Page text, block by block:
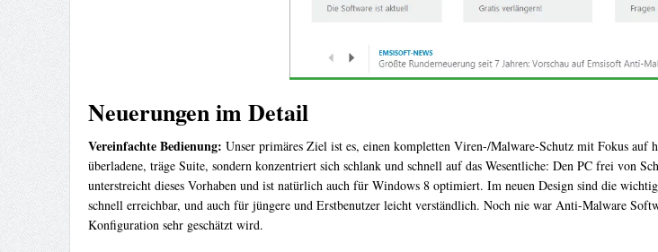
Neuerungen im Detail
Vereinfachte Bedienung: Unser primäres Ziel ist es, einen kompletten Viren-/Malware-Schutz mit Fokus
überladene, träge Suite, sondern konzentriert sich schlank und schnell auf das Wesentliche: Den PC frei von
unterstreicht dieses Vorhaben und ist natürlich auch für Windows 8 optimiert. Im neuen Design sind die
schnell erreichbar, und auch für jüngere und Erstbenutzer leicht verständlich. Noch nie war Anti-Malware
Konfiguration sehr geschätzt wird.